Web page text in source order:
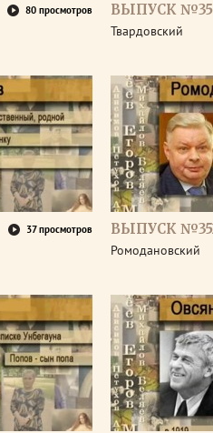
80 просмотров ВЫПУСК
Твардовский
37 просмотров ВЫПУСК
Ромодановский